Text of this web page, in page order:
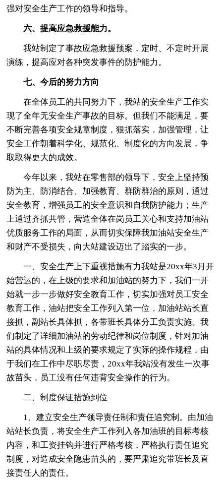
强对安全生产工作的领导和指导。
六、提高应急救援能力。
我站制定了事故应急救援预案，定时、不定时开展
演练，提高应对各种突发事件的防护能力。
七、今后的努力方向
在全体员工的共同努力下，我站的安全生产工作实
现了全年无安全生产事故的目标。但我们不能满足，要
不断完善各项安全规章制度，狠抓落实，加强管理，让
安全工作朝着科学化、规范化、制度化的方向发展，争
取取得更大的成效。
今年以来，我站在零售部的领导下，安全上坚持预
防为主、防消结合、加强教育、群防群治的原则，通过
安全教育，增强员工的安全意识和自我防护能力；生产
上通过齐抓共管，营造全体在岗员工关心和支持加油站
优质服务工作的局面，从而切实保障我加油站安全生产
和财产不受损失，向大站建设迈出了踏实的一步。
一、安全生产上下重视措施有力我站是20xx年3月开
始营运的，在上级的要求和加油站的努力下，我们一开
始就一步一步做好安全教育工作，切实加强对员工安全
教育工作，油站把安全工作列入第一位，加油站站长直
接抓，副站长具体抓，各带班长具体分工负责实施。我
们制定了详细加油站的劳动纪律和岗位制度，针对加油
站的具体情况和上级的要求规定了实际的操作规程，由
于我们在工作中尽职尽责，20xx年我站没有发生一次事
故苗头，员工没有任何违背安全操作的行为。
二、制度保证措施到位
1、建立安全生产领导责任制和责任追究制。由加油
站站长负责，将安全生产工作列入各加油班的目标考核
内容，和工资挂钩并进行严格考核，严格执行责任追究
制度，对造成安全隐患苗头的，要严肃追究带班长及直
接责任人的责任。